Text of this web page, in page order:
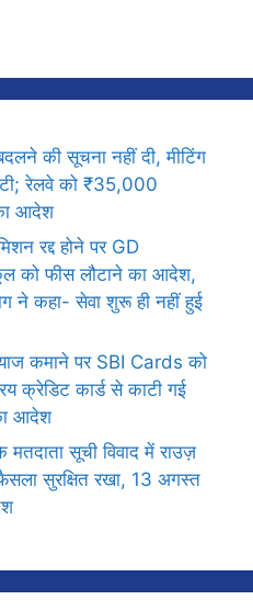
की सूचना नहीं दी, मीटिंग
रेलवे को ₹35,000
आदेश
रद्द होने पर GD
को फीस लौटाने का आदेश,
ने कहा- सेवा शुरू ही नहीं हुई
कमाने पर SBI Cards को
क्रेडिट कार्ड से काटी गई
आदेश
मतदाता सूची विवाद में राउज़
सुरक्षित रखा, 13 अगस्त